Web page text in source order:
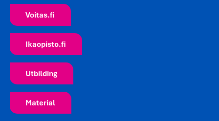
Voitas.fi
Ikaopisto.fi
Utbilding
Material